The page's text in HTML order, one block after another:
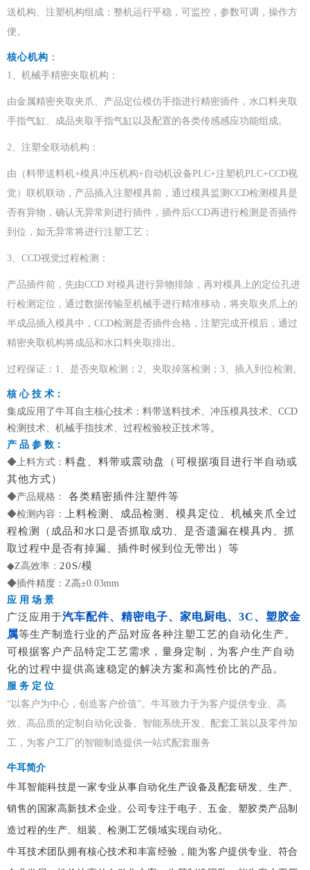
送机构、注塑机构组成；整机运行平稳，可监控，参数可调，操作方
便。
核心机构 ：
1、机械手精密夹取机构：
由金属精密夹取夹爪、产品定位模仿手指进行精密插件，水口料夹取
手指气缸、成品夹取手指气缸以及配置的各类传感感应功能组成。
2、注塑全联动机构：
由（料带送料机+模具冲压机构+自动机设备PLC+注塑机PLC+CCD视
觉）联机联动，产品插入注塑模具前，通过模具监测CCD检测模具是
否有异物，确认无异常则进行插件，插件后CCD再进行检测是否插件
到位，如无异常将进行注塑工艺；
3、CCD视觉过程检测：
产品插件前，先由CCD 对模具进行异物排除，再对模具上的定位孔进
行检测定位，通过数据传输至机械手进行精准移动，将夹取夹爪上的
半成品插入模具中，CCD检测是否插件合格，注塑完成开模后，通过
精密夹取机构将成品和水口料夹取排出。
过程保证：1、是否夹取检测；2、夹取掉落检测；3、插入到位检测。
核 心 技 术 ：
集成应用了牛耳自主核心技术：料带送料技术、冲压模具技术、CCD
检测技术、机械手指技术、过程检验校正技术等。
产 品 参 数：
◆上料方式： 料盘、料带或震动盘（可根据项目进行半自动或
其他方式）
◆产品规格： 各类精密插件注塑件等
◆检测内容：
上料检测、成品检测、模具定位、机械夹爪全过
程检测（成品和水口是否抓取成功、是否遗漏在模具内、抓
取过程中是否有掉漏、插件时候到位无带出）等
◆Z高效率： 20S/模
◆插件精度：Z高±0.03mm
应 用 场 景
广泛应用于汽车配件、精密电子、家电厨电、3C、塑胶金
属等生产制造行业的产品对应各种注塑工艺的自动化生产。
可根据客户产品特定工艺需求，量身定制，为客户生产自动
化的过程中提供高速稳定的解决方案和高性价比的产品。
服 务 定 位
“以客户为中心，创造客户价值”。牛耳致力于为客户提供专业、高
效、高品质的定制自动化设备、智能系统开发、配套工装以及零件加
工，为客户工厂的智能制造提供一站式配套服务
牛耳简介
牛耳智能科技是一家专业从事自动化生产设备及配套研发、生产、
销售的国家高新技术企业。公司专注于电子、五金、塑胶类产品制
造过程的生产、组装、检测工艺领域实现自动化。
牛耳技术团队拥有核心技术和丰富经验，能为客户提供专业、符合